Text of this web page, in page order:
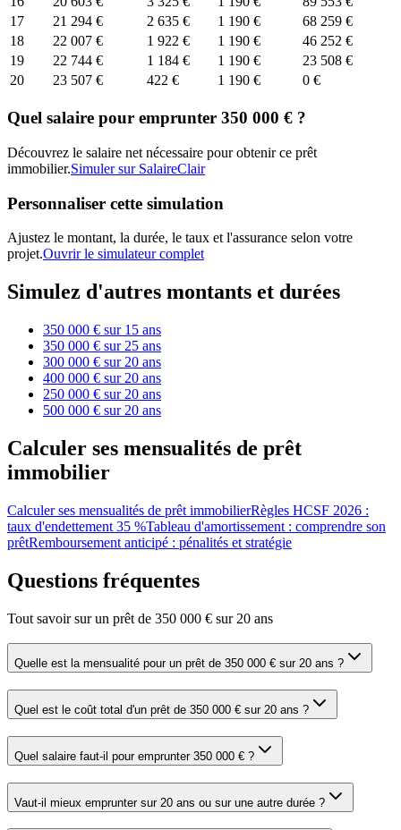
17
21 294 € 2 635 € 1 190 €
68 259 €
18
22 007 € 1 922 € 1 190 €
46 252 €
19
22 744 € 1 184 € 1 190 €
23 508 €
20
23 507 € 422 € 1 190 € 0 €
Quel salaire pour emprunter 350 000 € ?
Découvrez le salaire net nécessaire pour obtenir ce prêt
immobilier.Simuler sur SalaireClair
Personnaliser cette simulation
Ajustez le montant, la durée, le taux et l'assurance selon votre
projet.Ouvrir le simulateur complet
Simulez d'autres montants et durées
350 000 € sur 15 ans
350 000 € sur 25 ans
300 000 € sur 20 ans
400 000 € sur 20 ans
250 000 € sur 20 ans
500 000 € sur 20 ans
Calculer ses mensualités de prêt
immobilier
Calculer ses mensualités de prêt immobilierRègles HCSF 2026 :
taux d'endettement 35 %Tableau d'amortissement : comprendre son
prêtRemboursement anticipé : pénalités et stratégie
Questions fréquentes
Tout savoir sur un prêt de 350 000 € sur 20 ans
Quelle est la mensualité pour un prêt de 350 000 € sur 20 ans ?
Quel est le coût total d'un prêt de 350 000 € sur 20 ans ?
Quel salaire faut-il pour emprunter 350 000 € ?
Vaut-il mieux emprunter sur 20 ans ou sur une autre durée ?